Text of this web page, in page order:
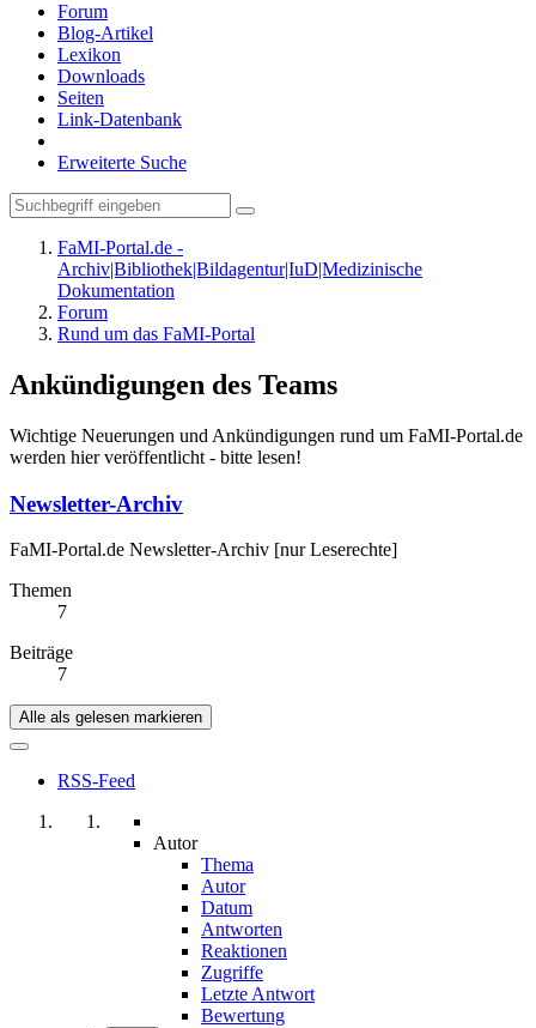
Forum
Blog-Artikel
Lexikon
Downloads
Seiten
Link-Datenbank
Erweiterte Suche
FaMI-Portal.de -
Archiv|Bibliothek|Bildagentur|IuD|Medizinische
Dokumentation
Forum
Rund um das FaMI-Portal
Ankündigungen des Teams
Wichtige Neuerungen und Ankündigungen rund um FaMI-Portal.de
werden hier veröffentlicht - bitte lesen!
Newsletter-Archiv
FaMI-Portal.de Newsletter-Archiv [nur Leserechte]
Themen
7
Beiträge
7
Alle als gelesen markieren
RSS-Feed
Autor
Thema
Autor
Datum
Antworten
Reaktionen
Zugriffe
Letzte Antwort
Bewertung